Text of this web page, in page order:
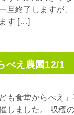
旦終了しますが
す […]
べえ農園12/1
も食堂からべえ
しました。 収穫